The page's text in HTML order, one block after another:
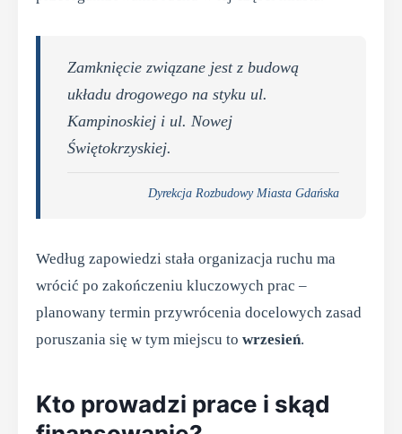
Zamknięcie związane jest z budową
układu drogowego na styku ul.
Kampinoskiej i ul. Nowej
Świętokrzyskiej.
Dyrekcja Rozbudowy Miasta Gdańska
Według zapowiedzi stała organizacja ruchu ma
wrócić po zakończeniu kluczowych prac –
planowany termin przywrócenia docelowych zasad
poruszania się w tym miejscu to wrzesień.
Kto prowadzi prace i skąd